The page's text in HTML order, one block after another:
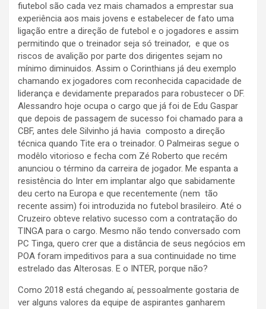
fiutebol são cada vez mais chamados a emprestar sua
experiência aos mais jovens e estabelecer de fato uma
ligação entre a direção de futebol e o jogadores e assim
permitindo que o treinador seja só treinador, e que os
riscos de avalição por parte dos dirigentes sejam no
mínimo diminuidos. Assim o Corinthians já deu exemplo
chamando ex jogadores com reconhecida capacidade de
liderança e devidamente preparados para robustecer o DF.
Alessandro hoje ocupa o cargo que já foi de Edu Gaspar
que depois de passagem de sucesso foi chamado para a
CBF, antes dele Silvinho já havia composto a direção
técnica quando Tite era o treinador. O Palmeiras segue o
modêlo vitorioso e fecha com Zé Roberto que recém
anunciou o término da carreira de jogador. Me espanta a
resistência do Inter em implantar algo que sabidamente
deu certo na Europa e que recentemente (nem tão
recente assim) foi introduzida no futebol brasileiro. Até o
Cruzeiro obteve relativo sucesso com a contratação do
TINGA para o cargo. Mesmo não tendo conversado com
PC Tinga, quero crer que a distância de seus negócios em
POA foram impeditivos para a sua continuidade no time
estrelado das Alterosas. E o INTER, porque não?
Como 2018 está chegando aí, pessoalmente gostaria de
ver alguns valores da equipe de aspirantes ganharem